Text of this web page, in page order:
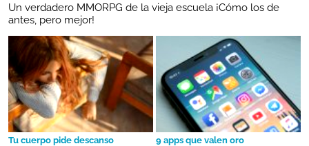
Un verdadero MMORPG de la vieja escuela ¡Cómo los de
antes, pero mejor!
Tu cuerpo pide descanso 9 apps que valen oro